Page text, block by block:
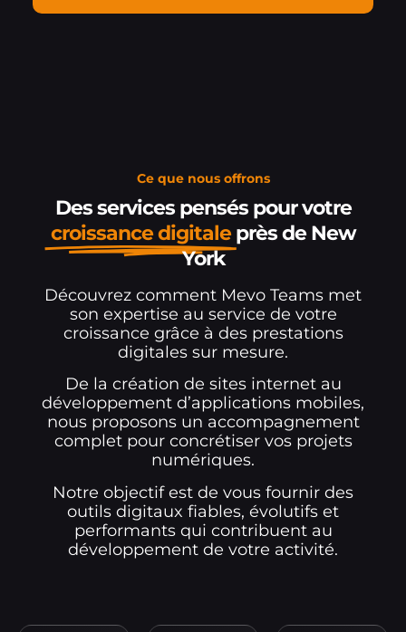
Ce que nous offrons
Des services pensés pour votre
croissance digitale près de New
York
Découvrez comment Mevo Teams met
son expertise au service de votre
croissance grâce à des prestations
digitales sur mesure.
De la création de sites internet au
développement d’applications mobiles,
nous proposons un accompagnement
complet pour concrétiser vos projets
numériques.
Notre objectif est de vous fournir des
outils digitaux fiables, évolutifs et
performants qui contribuent au
développement de votre activité.